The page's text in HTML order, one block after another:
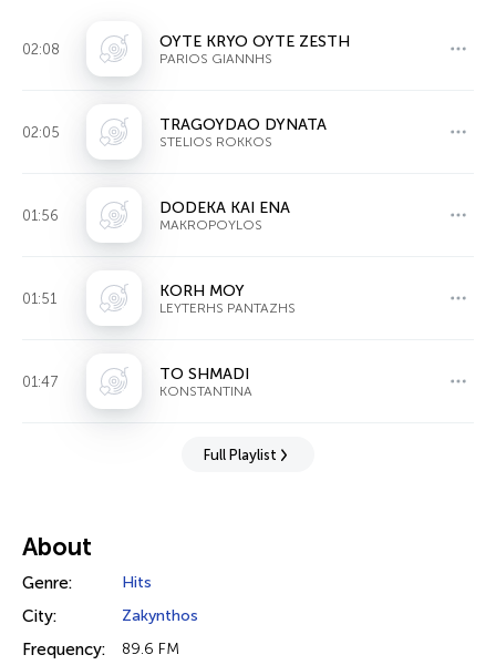
02:08 OYTE KRYO OYTE ZESTH
PARIOS GIANNHS
02:05 TRAGOYDAO DYNATA
STELIOS ROKKOS
01:56 DODEKA KAI ENA
MAKROPOYLOS
01:51 KORH MOY
LEYTERHS PANTAZHS
01:47 TO SHMADI
KONSTANTINA
Full Playlist
About
Genre: Hits
City: Zakynthos
Frequency: 89.6 FM